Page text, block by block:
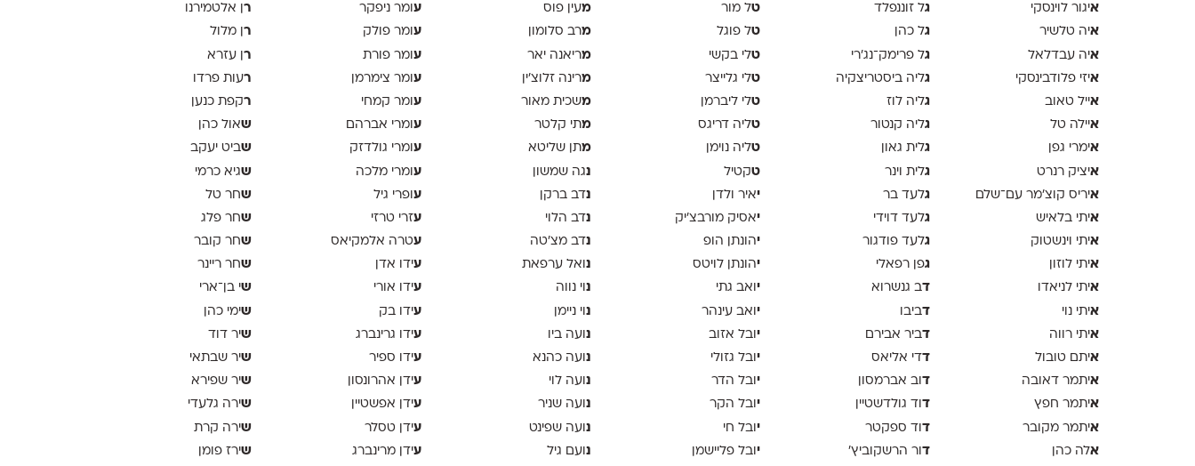
איגור לוינסקי
איה טלשיר
איה עבדלאל
איזי פלודבינסקי
אייל טאוב
איילה טל
אימרי גפן
איציק רנרט
איריס קוצ׳מר עם־שלם
איתי בלאיש
איתי וינשטוק
איתי לוזון
איתי לניאדו
איתי נוי
איתי רווה
איתם טובול
איתמר דאובה
איתמר חפץ
איתמר מקובר
אלה כהן
גל זוננפלד
גל כהן
גל פרימק־נג׳רי
גליה ביסטריצקיה
גליה לוז
גליה קנטור
גלית גאון
גלית וינר
גלעד בר
גלעד דוידי
גלעד פודגור
גפן רפאלי
דב גנשרוא
דביבו
דביר אבירם
דדי אליאס
ד וב אברמסון
ד וד גולדשטיין
ד וד ספקטר
ד ור הרשקוביץ׳
טל מור
טל פוגל
טלי בקשי
טלי גלייצר
טלי ליברמן
טליה דריגס
טליה נוימן
טקטיל
יאיר ולדן
יאסיק מורבצ'יק
יהונתן הופ
יהונתן לויטס
יואב גתי
יואב עינהר
יובל אזוב
יובל גזולי
יובל הדר
יובל הקר
יובל חי
יובל פליישמן
מעין פוס
מרב סלומון
מריאנה יאר
מרינה זלוצ׳ין
משכית מאור
מתי קלטר
מתן שליטא
נגה שמשון
נדב ברקן
נדב הלוי
נדב מצ׳טה
נ ואל ערפאת
נ וי נווה
נ וי ניימן
נ ועה ביו
נ ועה כהנא
נ ועה לוי
נ ועה שניר
נ ועה שפינט
נ ועם גיל
ע ומר ניפקר
ע ומר פולק
ע ומר פורת
ע ומר צימרמן
ע ומר קמחי
ע ומרי אברהם
ע ומרי גולדזק
ע ומרי מלכה
ע ופרי גיל
עזרי טרזי
עטרה אלמקיאס
עידו אדן
עידו אורי
עידו בק
עידו גרינברג
עידו ספיר
עידן אהרונסון
עידן אפשטיין
עידן טסלר
עידן מרינברג
רן אלטמירנו
רן מלול
רן עזרא
רעות פרדו
רקפת כנען
שאול כהן
שביט יעקב
שגיא כרמי
שחר טל
שחר פלג
שחר קובר
שחר ריינר
שי בן־ארי
שימי כהן
שיר דוד
שיר שבתאי
שיר שפירא
שירה גלעדי
שירה קרת
שירז פומן